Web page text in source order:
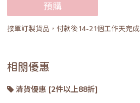
預購
接單訂製貨品，付款後14-21個工作天完成
相關優惠
清貨優惠 [2件以上88折]